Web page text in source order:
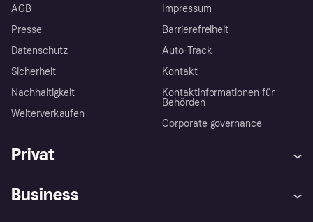
AGB
Presse
Datenschutz
Sicherheit
Nachhaltigkeit
Weiterverkaufen
Impressum
Barrierefreiheit
Auto-Track
Kontakt
Kontaktinformationen für
Behörden
Corporate governance
Privat
Business